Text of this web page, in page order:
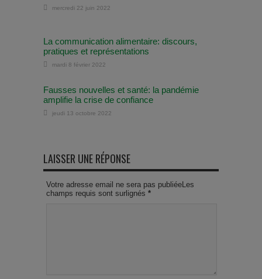
mercredi 22 juin 2022
La communication alimentaire: discours,
pratiques et représentations
mardi 8 février 2022
Fausses nouvelles et santé: la pandémie
amplifie la crise de confiance
jeudi 13 octobre 2022
LAISSER UNE RÉPONSE
Votre adresse email ne sera pas publiéeLes
champs requis sont surlignés *